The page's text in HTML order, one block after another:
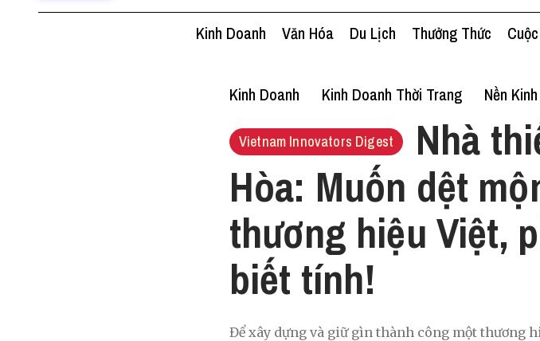
Kinh Doanh Văn Hóa Du Lịch Thưởng Thức
Kinh Doanh Kinh Doanh Thời Trang Nền
Vietnam Innovators Digest
Nhà
Hòa: Muốn dệt
thương hiệu Việt,
biết tính!
Để xây dựng và giữ gìn thành công một thương